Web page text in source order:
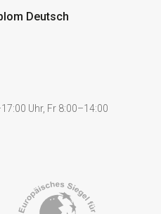
Deutsch
Uhr, Fr 8:00–14:00